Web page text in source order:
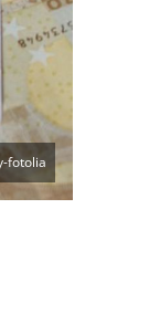
fotolia